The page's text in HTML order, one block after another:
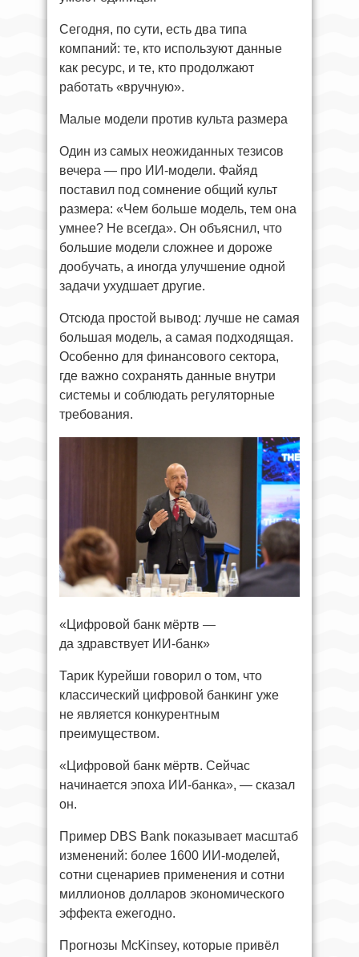
Сегодня, по сути, есть два типа
компаний: те, кто используют данные
как ресурс, и те, кто продолжают
работать «вручную».
Малые модели против культа размера
Один из самых неожиданных тезисов
вечера — про ИИ-модели. Файяд
поставил под сомнение общий культ
размера: «Чем больше модель, тем она
умнее? Не всегда». Он объяснил, что
большие модели сложнее и дороже
дообучать, а иногда улучшение одной
задачи ухудшает другие.
Отсюда простой вывод: лучше не самая
большая модель, а самая подходящая.
Особенно для финансового сектора,
где важно сохранять данные внутри
системы и соблюдать регуляторные
требования.
«Цифровой банк мёртв —
да здравствует ИИ-банк»
Тарик Курейши говорил о том, что
классический цифровой банкинг уже
не является конкурентным
преимуществом.
«Цифровой банк мёртв. Сейчас
начинается эпоха ИИ-банка», — сказал
он.
Пример DBS Bank показывает масштаб
изменений: более 1600 ИИ-моделей,
сотни сценариев применения и сотни
миллионов долларов экономического
эффекта ежегодно.
Прогнозы McKinsey, которые привёл